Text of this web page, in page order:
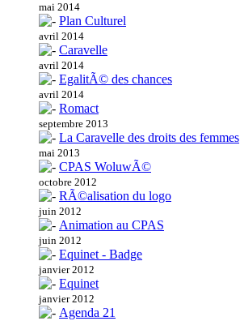
mai 2014
Plan Culturel
avril 2014
Caravelle
avril 2014
EgalitÃ© des chances
avril 2014
Romact
septembre 2013
La Caravelle des droits des femmes
mai 2013
CPAS WoluwÃ©
octobre 2012
RÃ©alisation du logo
juin 2012
Animation au CPAS
juin 2012
Equinet - Badge
janvier 2012
Equinet
janvier 2012
Agenda 21